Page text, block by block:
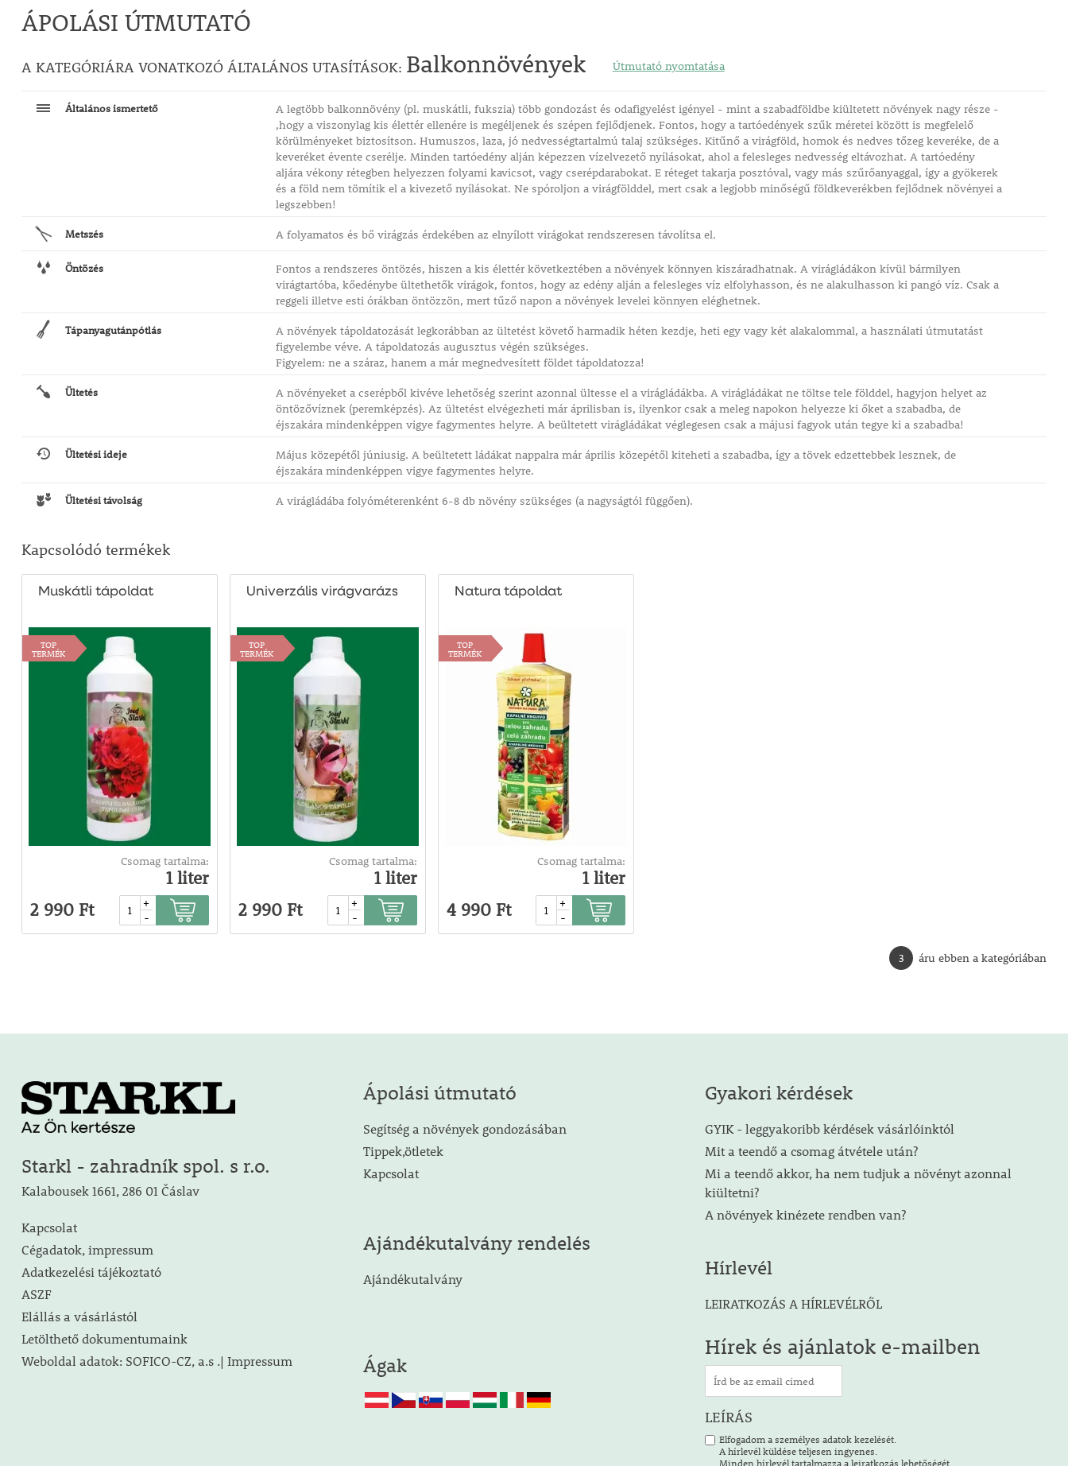
ÁPOLÁSI ÚTMUTATÓ
A KATEGÓRIÁRA VONATKOZÓ ÁLTALÁNOS UTASÍTÁSOK: Balkonnövények Útmutató nyomtatása
Általános ismertető
A legtöbb balkonnövény (pl. muskátli, fukszia) több gondozást és odafigyelést igényel - mint a szabadföldbe kiültetett növények nagy része -
,hogy a viszonylag kis élettér ellenére is megéljenek és szépen fejlődjenek. Fontos, hogy a tartóedények szűk méretei között is megfelelő
körülményeket biztosítson. Humuszos, laza, jó nedvességtartalmú talaj szükséges. Kitűnő a virágföld, homok és nedves tőzeg keveréke, de a
keveréket évente cserélje. Minden tartóedény alján képezzen vízelvezető nyílásokat, ahol a felesleges nedvesség eltávozhat. A tartóedény
aljára vékony rétegben helyezzen folyami kavicsot, vagy cserépdarabokat. E réteget takarja posztóval, vagy más szűrőanyaggal, így a gyökerek
és a föld nem tömítik el a kivezető nyílásokat. Ne spóroljon a virágfölddel, mert csak a legjobb minőségű földkeverékben fejlődnek növényei a
legszebben!
Metszés A folyamatos és bő virágzás érdekében az elnyílott virágokat rendszeresen távolítsa el.
Öntözés
Fontos a rendszeres öntözés, hiszen a kis élettér következtében a növények könnyen kiszáradhatnak. A virágládákon kívül bármilyen
virágtartóba, kőedénybe ültethetők virágok, fontos, hogy az edény alján a felesleges víz elfolyhasson, és ne alakulhasson ki pangó víz. Csak a
reggeli illetve esti órákban öntözzön, mert tűző napon a növények levelei könnyen eléghetnek.
Tápanyagutánpótlás
A növények tápoldatozását legkorábban az ültetést követő harmadik héten kezdje, heti egy vagy két alakalommal, a használati útmutatást
figyelembe véve. A tápoldatozás augusztus végén szükséges.
Figyelem: ne a száraz, hanem a már megnedvesített földet tápoldatozza!
Ültetés
A növényeket a cserépből kivéve lehetőség szerint azonnal ültesse el a virágládákba. A virágládákat ne töltse tele földdel, hagyjon helyet az
öntözővíznek (peremképzés). Az ültetést elvégezheti már áprilisban is, ilyenkor csak a meleg napokon helyezze ki őket a szabadba, de
éjszakára mindenképpen vigye fagymentes helyre. A beültetett virágládákat véglegesen csak a májusi fagyok után tegye ki a szabadba!
Ültetési ideje
Május közepétől júniusig. A beültetett ládákat nappalra már április közepétől kiteheti a szabadba, így a tövek edzettebbek lesznek, de
éjszakára mindenképpen vigye fagymentes helyre.
Ültetési távolság A virágládába folyóméterenként 6-8 db növény szükséges (a nagyságtól függően).
Kapcsolódó termékek
Muskátli tápoldat
TOP
TERMÉK
Csomag tartalma:
1 liter
2 990 Ft
+
-
Univerzális virágvarázs
TOP
TERMÉK
Csomag tartalma:
1 liter
2 990 Ft
+
-
Natura tápoldat
TOP
TERMÉK
Csomag tartalma:
1 liter
4 990 Ft
+
-
3 áru ebben a kategóriában
Starkl - zahradník spol. s r.o.
Kalabousek 1661, 286 01 Čáslav
Kapcsolat
Cégadatok, impressum
Adatkezelési tájékoztató
ASZF
Elállás a vásárlástól
Letölthető dokumentumaink
Weboldal adatok: SOFICO-CZ, a.s .| Impressum
Ápolási útmutató
Segítség a növények gondozásában
Tippek,ötletek
Kapcsolat
Ajándékutalvány rendelés
Ajándékutalvány
Ágak
Gyakori kérdések
GYIK - leggyakoribb kérdések vásárlóinktól
Mit a teendő a csomag átvétele után?
Mi a teendő akkor, ha nem tudjuk a növényt azonnal
kiültetni?
A növények kinézete rendben van?
Hírlevél
LEIRATKOZÁS A HÍRLEVÉLRŐL
Hírek és ajánlatok e-mailben
LEÍRÁS
Elfogadom a személyes adatok kezelését.
A hírlevél küldése teljesen ingyenes.
Minden hírlevél tartalmazza a leiratkozás lehetőségét.